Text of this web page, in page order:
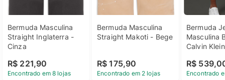
Bermuda Masculina
Straight Inglaterra -
Cinza
R$ 221,90
Encontrado em 8 lojas
Bermuda Masculina
Straight Makoti - Bege
R$ 175,90
Encontrado em 2 lojas
Bermuda
Masculina
Calvin
Jeans
Bolso Faca
R$
Encontrado